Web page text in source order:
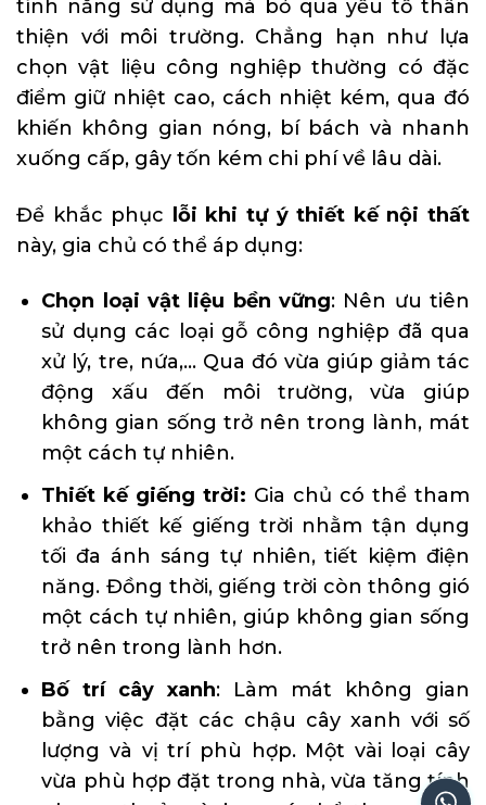
tính năng sử dụng mà bỏ qua yếu tố thân
thiện với môi trường. Chẳng hạn như lựa
chọn vật liệu công nghiệp thường có đặc
điểm giữ nhiệt cao, cách nhiệt kém, qua đó
khiến không gian nóng, bí bách và nhanh
xuống cấp, gây tốn kém chi phí về lâu dài.
Để khắc phục
lỗi khi tự ý thiết kế nội thất
này, gia chủ có thể áp dụng:
Chọn loại vật liệu bền vững: Nên ưu tiên
sử dụng các loại gỗ công nghiệp đã qua
xử lý, tre, nứa,… Qua đó vừa giúp giảm tác
động xấu đến môi trường, vừa giúp
không gian sống trở nên trong lành, mát
một cách tự nhiên.
Thiết kế giếng trời: Gia chủ có thể tham
khảo thiết kế giếng trời nhằm tận dụng
tối đa ánh sáng tự nhiên, tiết kiệm điện
năng. Đồng thời, giếng trời còn thông gió
một cách tự nhiên, giúp không gian sống
trở nên trong lành hơn.
Bố trí cây xanh: Làm mát không gian
bằng việc đặt các chậu cây xanh với số
lượng và vị trí phù hợp. Một vài loại cây
vừa phù hợp đặt trong nhà, vừa tăng tính